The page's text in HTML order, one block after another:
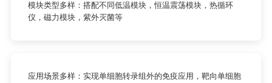
模块类型多样：搭配不同低温模块，恒温震荡模块，热循环
仪，磁力模块，紫外灭菌等
应用场景多样：实现单细胞转录组外的免疫应用，靶向单细胞